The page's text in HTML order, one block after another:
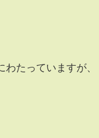
たっていますが、